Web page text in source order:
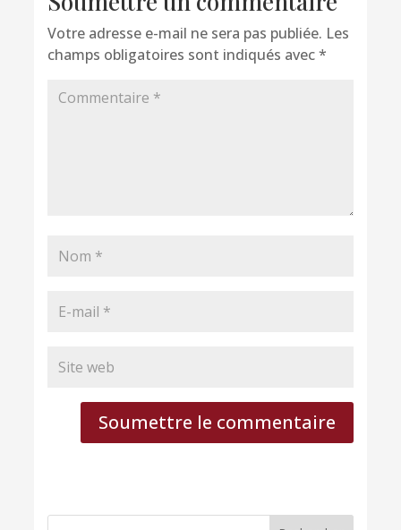
Votre adresse e-mail ne sera pas publiée. Les
champs obligatoires sont indiqués avec*
Soumettre le commentaire